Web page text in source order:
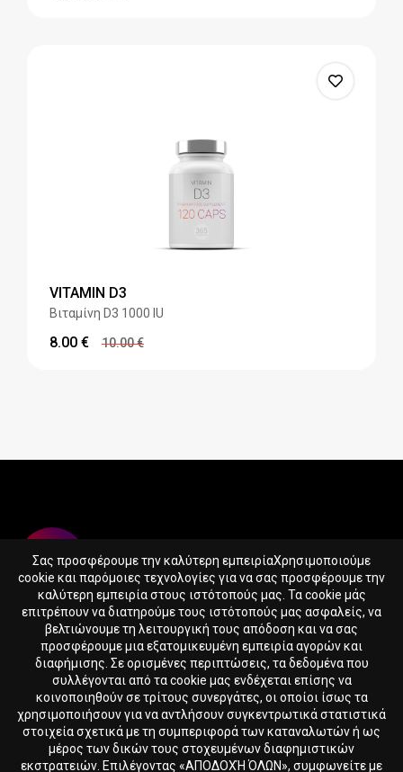
VITAMIN D3
Βιταμίνη D3 1000 IU
8.00 € 10.00€
365SUPPS.EU LTD
Reg. nr. HE417388
Skaloupion 16, Peyia, 8575, Cyprus
365SUPPS.EU Αρχική Όροι & Προϋποθέσεις
Σας προσφέρουμε την καλύτερη εμπειρίαΧρησιμοποιούμε
cookie και παρόμοιες τεχνολογίες για να σας προσφέρουμε την
καλύτερη εμπειρία στους ιστότοπούς μας. Τα cookie μάς
επιτρέπουν να διατηρούμε τους ιστότοπούς μας ασφαλείς, να
βελτιώνουμε τη λειτουργική τους απόδοση και να σας
προσφέρουμε μια εξατομικευμένη εμπειρία αγορών και
διαφήμισης. Σε ορισμένες περιπτώσεις, τα δεδομένα που
συλλέγονται από τα cookie μας ενδέχεται επίσης να
κοινοποιηθούν σε τρίτους συνεργάτες, οι οποίοι ίσως τα
χρησιμοποιήσουν για να αντλήσουν συγκεντρωτικά στατιστικά
στοιχεία σχετικά με τη συμπεριφορά των καταναλωτών ή ως
μέρος των δικών τους στοχευμένων διαφημιστικών
εκστρατειών. Επιλέγοντας «ΑΠΟΔΟΧΉ ΌΛΩΝ», συμφωνείτε με